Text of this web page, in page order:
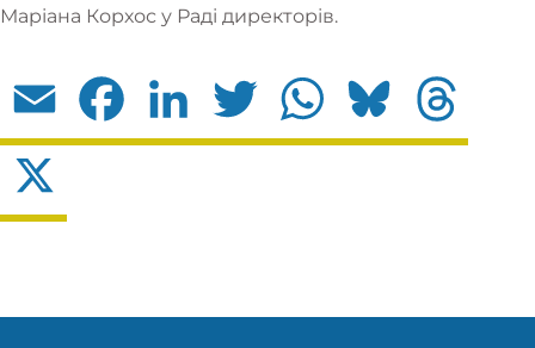
Маріана Корхос у Раді директорів.
Email Facebook LinkedIn Twitter WhatsApp Bluesky